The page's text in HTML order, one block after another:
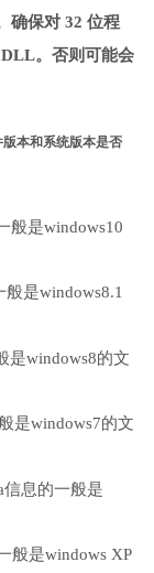
确保对 32 位程
。否则可能会
本和系统版本是否
般是windows10
是windows8.1
是windows8的文
是windows7的文
信息的一般是
般是windows XP